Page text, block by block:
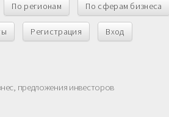
По регионам По сферам бизнеса
Регистрация Вход
предложения инвесторов